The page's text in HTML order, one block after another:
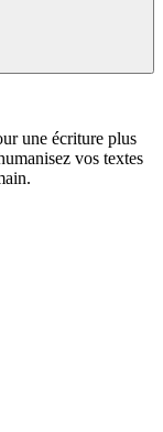
une écriture plus
vos textes